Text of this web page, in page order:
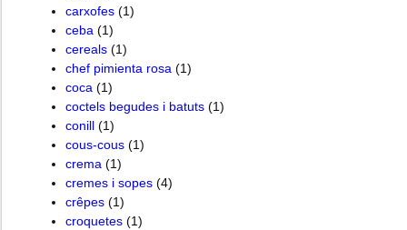
carxofes (1)
ceba (1)
cereals (1)
chef pimienta rosa (1)
coca (1)
coctels begudes i batuts (1)
conill (1)
cous-cous (1)
crema (1)
cremes i sopes (4)
crêpes (1)
croquetes (1)